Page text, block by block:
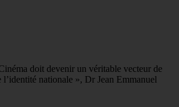
doit devenir un véritable vecteur de
l’identité nationale », Dr Jean Emmanuel